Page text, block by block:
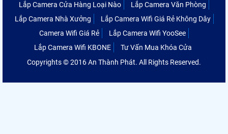
Lắp Camera Cửa Hàng Loại Nào
Lắp Camera Văn Phòng
Lắp Camera Nhà Xưởng
Lắp Camera Wifi Giá Rẻ Không Dây
Camera Wifi Giá Rẻ
Lắp Camera Wifi YooSee
Lắp Camera Wifi KBONE
Tư Vấn Mua Khóa Cửa
Copyrights © 2016 An Thành Phát. All Rights Reserved.